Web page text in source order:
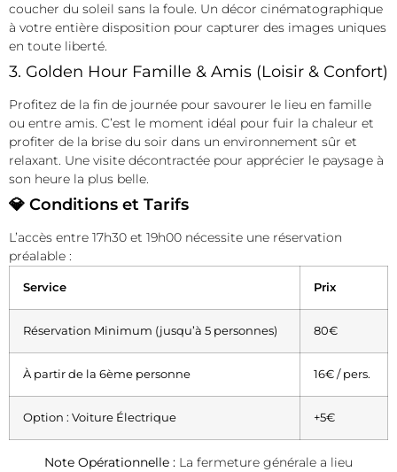
coucher du soleil sans la foule. Un décor cinématographique
à votre entière disposition pour capturer des images uniques
en toute liberté.
3. Golden Hour Famille & Amis (Loisir & Confort)
Profitez de la fin de journée pour savourer le lieu en famille
ou entre amis. C’est le moment idéal pour fuir la chaleur et
profiter de la brise du soir dans un environnement sûr et
relaxant. Une visite décontractée pour apprécier le paysage à
son heure la plus belle.
💎 Conditions et Tarifs
L’accès entre 17h30 et 19h00 nécessite une réservation
préalable :
Service Prix
Réservation Minimum (jusqu’à 5 personnes) 80€
À partir de la 6ème personne 16€ / pers.
Option : Voiture Électrique +5€
Note Opérationnelle : La fermeture générale a lieu